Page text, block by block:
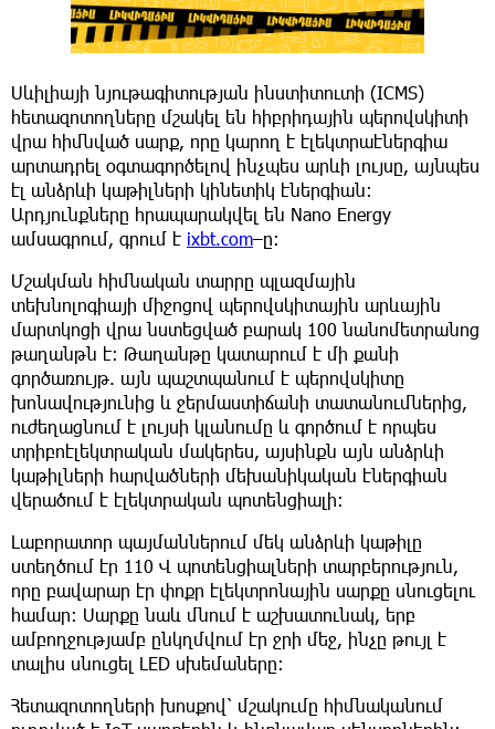
Սևիլիայի նյութագիտության ինստիտուտի (ICMS)
հետազոտողները մշակել են հիբրիդային պերովսկիտի
վրա հիմնված սարք, որը կարող է էլեկտրաէներգիա
արտադրել օգտագործելով ինչպես արևի լույսը, այնպես
էլ անձրևի կաթիլների կինետիկ էներգիան:
Արդյունքները հրապարակվել են Nano Energy
ամսագրում, գրում է ixbt.com–ը։
Մշակման հիմնական տարրը պլազմային
տեխնոլոգիայի միջոցով պերովսկիտային արևային
մարտկոցի վրա նստեցված բարակ 100 նանոմետրանոց
թաղանթն է: Թաղանթը կատարում է մի քանի
գործառույթ. այն պաշտպանում է պերովսկիտը
խոնավությունից և ջերմաստիճանի տատանումներից,
ուժեղացնում է լույսի կլանումը և գործում է որպես
տրիբոէլեկտրական մակերես, այսինքն այն անձրևի
կաթիլների հարվածների մեխանիկական էներգիան
վերածում է էլեկտրական պոտենցիալի։
Լաբորատոր պայմաններում մեկ անձրևի կաթիլը
ստեղծում էր 110 Վ պոտենցիալների տարբերություն,
որը բավարար էր փոքր էլեկտրոնային սարքը սնուցելու
համար: Սարքը նաև մնում է աշխատունակ, երբ
ամբողջությամբ ընկղմվում էր ջրի մեջ, ինչը թույլ է
տալիս սնուցել LED սխեմաները։
Հետազոտողների խոսքով՝ մշակումը հիմնականում